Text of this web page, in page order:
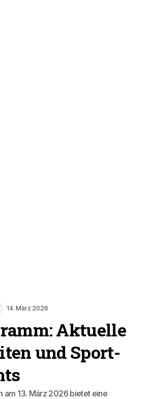
14. März 2026
Aktuelle
und Sport-
am 13. März 2026 bietet eine